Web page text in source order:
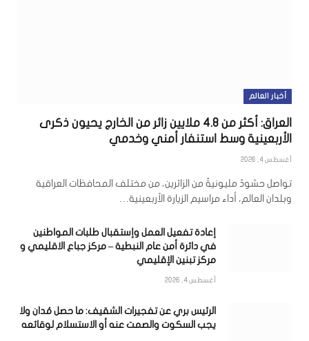
أخبار العالم
العراق: أكثر من 4.8 ملايين زائر من الخارج يحيون ذكرى
الأربعينية وسط استنفار أمني وخدمي
أغسطس 4, 2026
تواصل حشودٌ مليونيةٌ من الزائرين، من مختلف المحافظات العراقية
وبلدان العالم، أداء مراسيم الزيارة الأربعينية…
إعادة تفعيل العمل وإستقبال طلبات المواطنين
في دائرة أمن عام النبطية – مركز جباع الاقليمي و
مركز تبنين الإقليمي
أغسطس 4, 2026
الرئيس بري عن تفجيرات الشقيف: ما حصل مُدان ولا
يجب السكوت والصمت عنه أو الاستسلام لوقائعه